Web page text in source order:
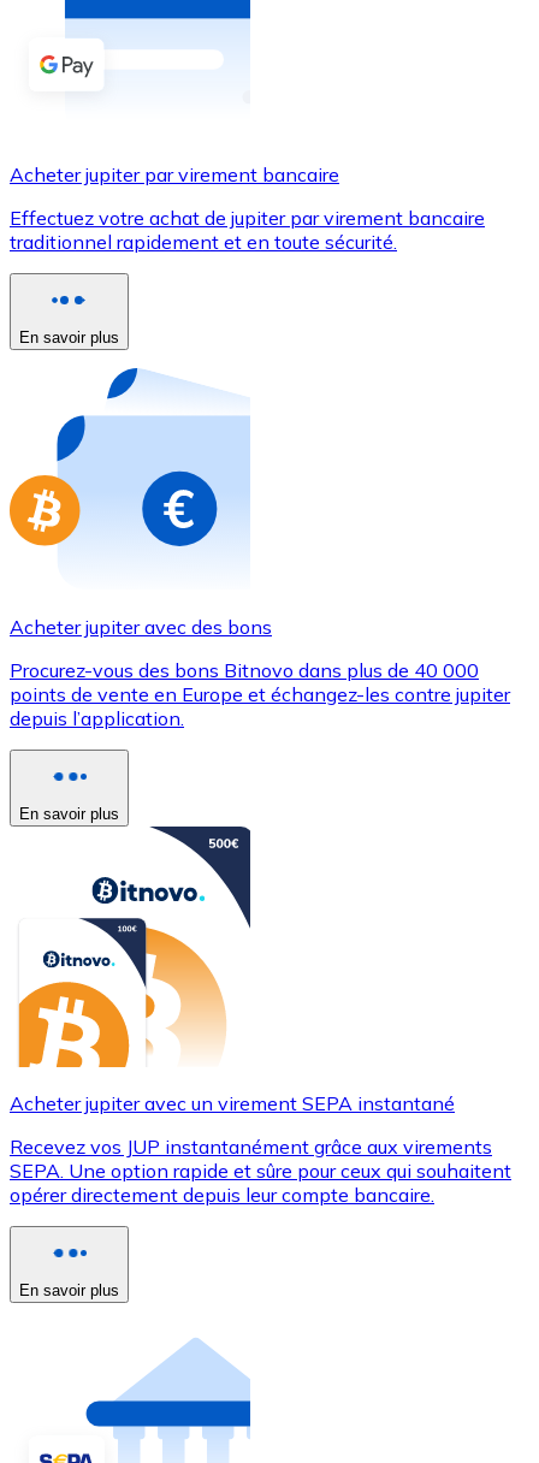
Acheter avec espèces
Virement SEPA
Utilisez les cartes Visa et Mastercard pour acheter
Acheter avec carte
Nouveau
Achetez des cartes-cadeaux de vos marques
Aller à la boutique de cartes-cadeaux
Acheter jupiter par virement bancaire
Effectuez votre achat de jupiter par virement bancaire
traditionnel rapidement et en toute sécurité.
En savoir plus
Acheter jupiter avec des bons
Procurez-vous des bons Bitnovo dans plus de 40 000
points de vente en Europe et échangez-les contre jupiter
depuis l’application.
En savoir plus
Acheter jupiter avec un virement SEPA instantané
Recevez vos JUP instantanément grâce aux virements
SEPA. Une option rapide et sûre pour ceux qui souhaitent
opérer directement depuis leur compte bancaire.
En savoir plus